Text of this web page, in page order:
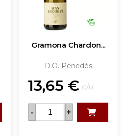
Gramona Chardon...
D.O. Penedés
13,65 € c/u
- +